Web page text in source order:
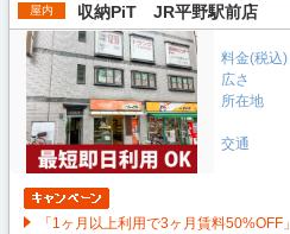
屋内 収納PiT JR平野駅前店
料金(税込)
広さ
所在地
交通
「1ヶ月以上利用で3ヶ月賃料50%OFF」